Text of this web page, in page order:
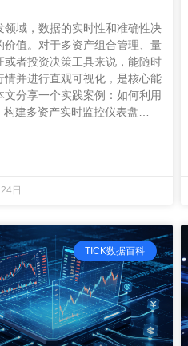
领域，数据的实时性和准确性决
价值。对于多资产组合管理、量
或者投资决策工具来说，能随时
情并进行直观可视化，是核心能
文分享一个实践案例：如何利用
构建多资产实时监控仪表盘…
日
TICK数据百科